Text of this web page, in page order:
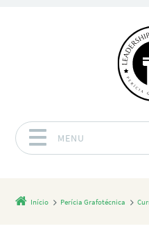
MENU
Início Perícia Grafotécnica